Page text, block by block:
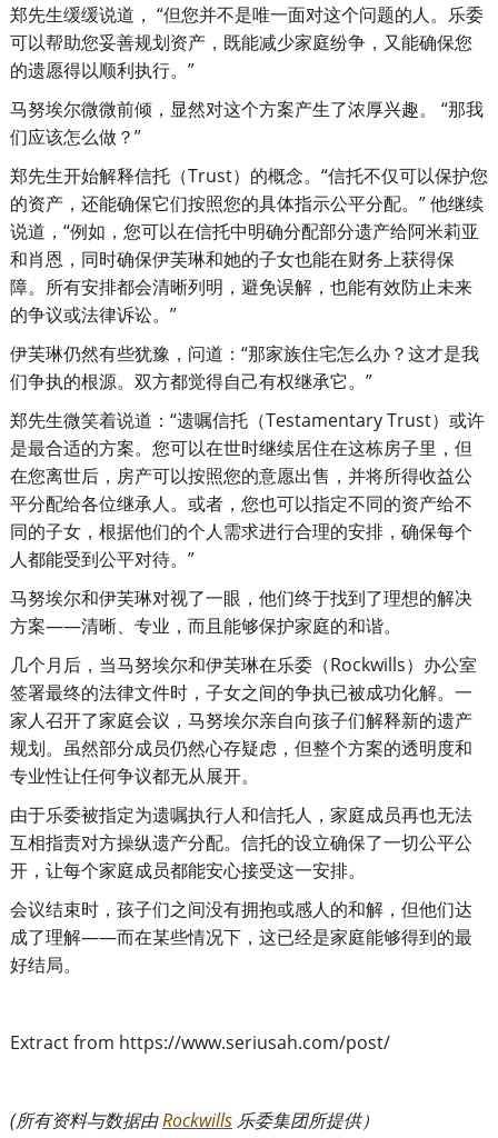
郑先生缓缓说道， “但您并不是唯一面对这个问题的人。乐委
可以帮助您妥善规划资产，既能减少家庭纷争，又能确保您
的遗愿得以顺利执行。”
马努埃尔微微前倾，显然对这个方案产生了浓厚兴趣。 “那我
们应该怎么做？”
郑先生开始解释信托（Trust）的概念。“信托不仅可以保护您
的资产，还能确保它们按照您的具体指示公平分配。” 他继续
说道，“例如，您可以在信托中明确分配部分遗产给阿米莉亚
和肖恩，同时确保伊芙琳和她的子女也能在财务上获得保
障。所有安排都会清晰列明，避免误解，也能有效防止未来
的争议或法律诉讼。”
伊芙琳仍然有些犹豫，问道：“那家族住宅怎么办？这才是我
们争执的根源。双方都觉得自己有权继承它。”
郑先生微笑着说道：“遗嘱信托（Testamentary Trust）或许
是最合适的方案。您可以在世时继续居住在这栋房子里，但
在您离世后，房产可以按照您的意愿出售，并将所得收益公
平分配给各位继承人。或者，您也可以指定不同的资产给不
同的子女，根据他们的个人需求进行合理的安排，确保每个
人都能受到公平对待。”
马努埃尔和伊芙琳对视了一眼，他们终于找到了理想的解决
方案——清晰、专业，而且能够保护家庭的和谐。
几个月后，当马努埃尔和伊芙琳在乐委（Rockwills）办公室
签署最终的法律文件时，子女之间的争执已被成功化解。一
家人召开了家庭会议，马努埃尔亲自向孩子们解释新的遗产
规划。虽然部分成员仍然心存疑虑，但整个方案的透明度和
专业性让任何争议都无从展开。
由于乐委被指定为遗嘱执行人和信托人，家庭成员再也无法
互相指责对方操纵遗产分配。信托的设立确保了一切公平公
开，让每个家庭成员都能安心接受这一安排。
会议结束时，孩子们之间没有拥抱或感人的和解，但他们达
成了理解——而在某些情况下，这已经是家庭能够得到的最
好结局。
Extract from https://www.seriusah.com/post/
(所有资料与数据由Rockwills 乐委集团所提供）